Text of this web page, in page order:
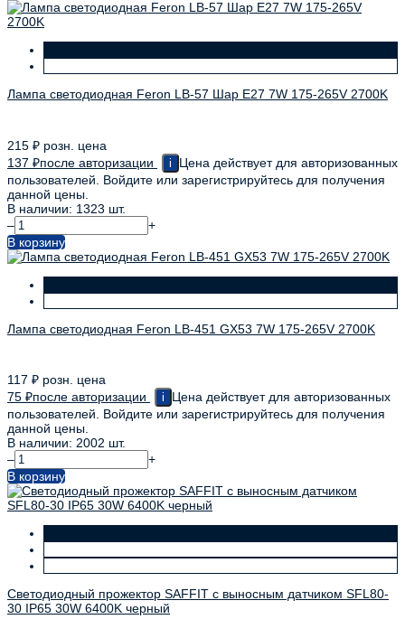
Лампа светодиодная Feron LB-57 Шар E27 7W 175-265V 2700K
215 ₽ розн. цена
137 ₽после авторизации i
Цена действует для авторизованных
пользователей. Войдите или зарегистрируйтесь для получения
данной цены.
В наличии: 1323 шт.
–
+
В корзину
Лампа светодиодная Feron LB-451 GX53 7W 175-265V 2700K
117 ₽ розн. цена
75 ₽после авторизации i
Цена действует для авторизованных
пользователей. Войдите или зарегистрируйтесь для получения
данной цены.
В наличии: 2002 шт.
–
+
В корзину
Светодиодный прожектор SAFFIT с выносным датчиком SFL80-
30 IP65 30W 6400K черный